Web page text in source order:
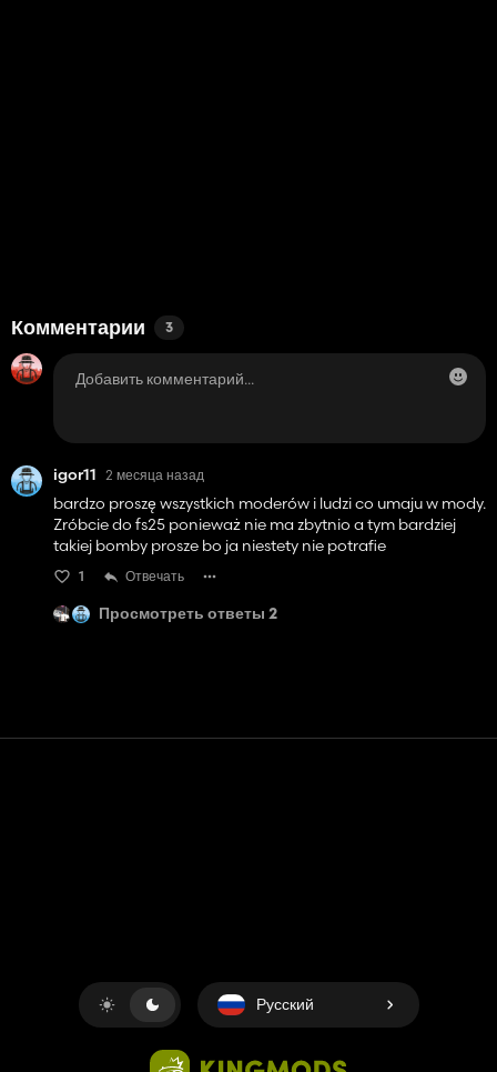
Комментарии 3
igor11 2 месяца назад
bardzo proszę wszystkich moderów i ludzi co umaju w mody.
Zróbcie do fs25 ponieważ nie ma zbytnio a tym bardziej
takiej bomby prosze bo ja niestety nie potrafie
1 Отвечать
Просмотреть ответы 2
Русский